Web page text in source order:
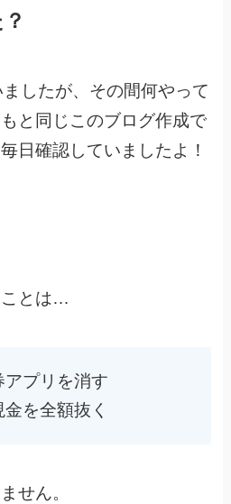
したが、その間何やって
と同じこのブログ作成で
日確認していましたよ！
ことは…
アプリを消す
を全額抜く
せん。